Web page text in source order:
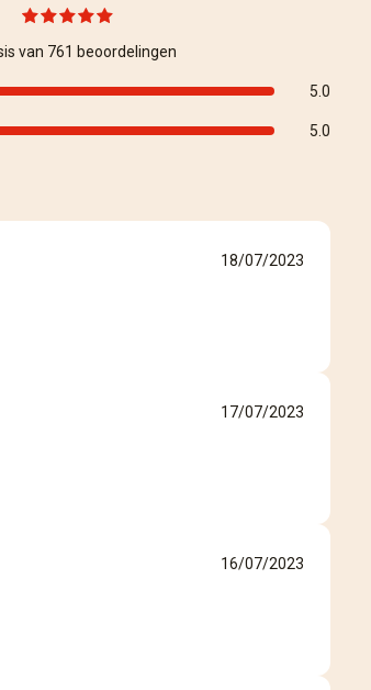
van 761 beoordelingen
5.0
5.0
18/07/2023
17/07/2023
16/07/2023